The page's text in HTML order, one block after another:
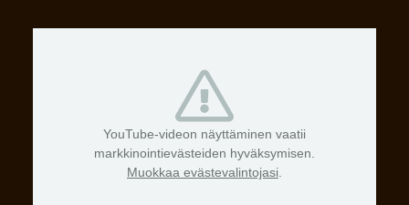
YouTube-videon näyttäminen vaatii
markkinointievästeiden hyväksymisen.
Muokkaa evästevalintojasi